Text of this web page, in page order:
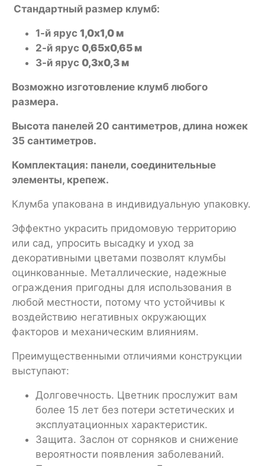
Стандартный размер клумб:
1-й ярус 1,0х1,0 м
2-й ярус 0,65х0,65 м
3-й ярус 0,3х0,3 м
Возможно изготовление клумб любого
размера.
Высота панелей 20 сантиметров, длина ножек
35 сантиметров.
Комплектация: панели, соединительные
элементы, крепеж.
Клумба упакована в индивидуальную упаковку.
Эффектно украсить придомовую территорию
или сад, упросить высадку и уход за
декоративными цветами позволят клумбы
оцинкованные. Металлические, надежные
ограждения пригодны для использования в
любой местности, потому что устойчивы к
воздействию негативных окружающих
факторов и механическим влияниям.
Преимущественными отличиями конструкции
выступают:
Долговечность. Цветник прослужит вам
более 15 лет без потери эстетических и
эксплуатационных характеристик.
Защита. Заслон от сорняков и снижение
вероятности появления заболеваний.